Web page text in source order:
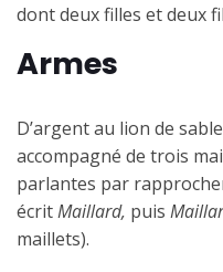
dont deux filles et deux
Armes
D’argent au lion de
accompagné de trois
parlantes par
écritMaillard, puis
maillets).